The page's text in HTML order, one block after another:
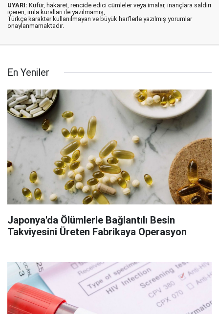
UYARI: Küfür, hakaret, rencide edici cümleler veya imalar, inançlara saldırı
içeren, imla kuralları ile yazılmamış,
Türkçe karakter kullanılmayan ve büyük harflerle yazılmış yorumlar
onaylanmamaktadır.
En Yeniler
Japonya'da Ölümlerle Bağlantılı Besin
Takviyesini Üreten Fabrikaya Operasyon